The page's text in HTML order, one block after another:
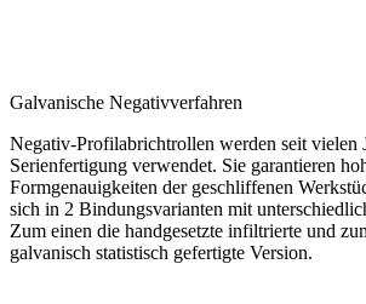
Galvanische Negativverfahren
Negativ-Profilabrichtrollen werden seit vielen
Serienfertigung verwendet. Sie garantieren
Formgenauigkeiten der geschliffenen
sich in 2 Bindungsvarianten mit
Zum einen die handgesetzte infiltrierte und
galvanisch statistisch gefertigte Version.